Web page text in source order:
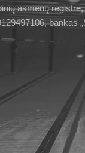
asmenų
bankas